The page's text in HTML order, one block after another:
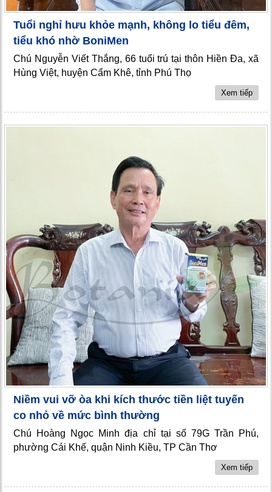
Tuổi nghỉ hưu khỏe mạnh, không lo tiểu đêm,
tiểu khó nhờ BoniMen
Chú Nguyễn Viết Thắng, 66 tuổi trú tại thôn Hiền Đa, xã
Hùng Việt, huyện Cẩm Khê, tỉnh Phú Thọ
Xem tiếp
Niềm vui vỡ òa khi kích thước tiền liệt tuyến
co nhỏ về mức bình thường
Chú Hoàng Ngọc Minh địa chỉ tại số 79G Trần Phú,
phường Cái Khế, quận Ninh Kiều, TP Cần Thơ
Xem tiếp